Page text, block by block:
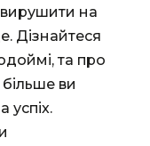
на
Дізнайтеся
та про
ви
успіх.